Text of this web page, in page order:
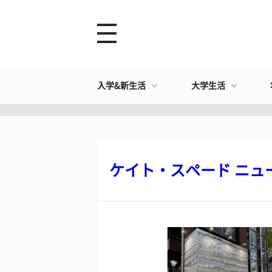
入学&新生活 大学生活
ケイト・スペード ニュ